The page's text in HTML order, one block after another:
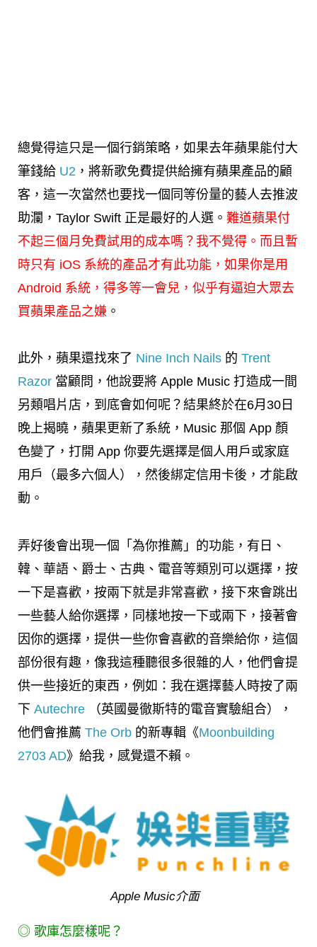
總覺得這只是一個行銷策略，如果去年蘋果能付大
筆錢給 U2 ，將新歌免費提供給擁有蘋果產品的顧
客，這一次當然也要找一個同等份量的藝人去推波
助瀾，Taylor Swift 正是最好的人選。 難道蘋果付
不起三個月免費試用的成本嗎？我不覺得。而且暫
時只有 iOS 系統的產品才有此功能，如果你是用
Android 系統，得多等一會兒，似乎有逼迫大眾去
買蘋果產品之嫌 。
此外，蘋果還找來了 Nine Inch Nails 的 Trent
Razor 當顧問，他說要將 Apple Music 打造成一間
另類唱片店，到底會如何呢？結果終於在6月30日
晚上揭曉，蘋果更新了系統，Music 那個 App 顏
色變了，打開 App 你要先選擇是個人用戶或家庭
用戶（最多六個人），然後綁定信用卡後，才能啟
動。
弄好後會出現一個「為你推薦」的功能，有日、
韓、華語、爵士、古典、電音等類別可以選擇，按
一下是喜歡，按兩下就是非常喜歡，接下來會跳出
一些藝人給你選擇，同樣地按一下或兩下，接著會
因你的選擇，提供一些你會喜歡的音樂給你，這個
部份很有趣，像我這種聽很多很雜的人，他們會提
供一些接近的東西，例如：我在選擇藝人時按了兩
下 Autechre （英國曼徹斯特的電音實驗組合），
他們會推薦 The Orb 的新專輯《Moonbuilding
2703 AD》給我，感覺還不賴。
Apple Music介面
◎ 歌庫怎麼樣呢？